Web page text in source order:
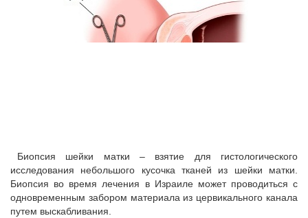
Биопсия шейки матки – взятие для гистологического
исследования небольшого кусочка тканей из шейки матки.
Биопсия во время лечения в Израиле может проводиться с
одновременным забором материала из цервикального канала
путем выскабливания.